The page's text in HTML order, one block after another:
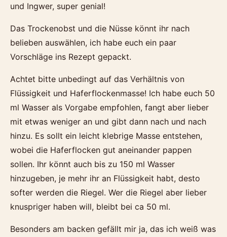
und Ingwer, super genial!
Das Trockenobst und die Nüsse könnt ihr nach
belieben auswählen, ich habe euch ein paar
Vorschläge ins Rezept gepackt.
Achtet bitte unbedingt auf das Verhältnis von
Flüssigkeit und Haferflockenmasse! Ich habe euch 50
ml Wasser als Vorgabe empfohlen, fangt aber lieber
mit etwas weniger an und gibt dann nach und nach
hinzu. Es sollt ein leicht klebrige Masse entstehen,
wobei die Haferflocken gut aneinander pappen
sollen. Ihr könnt auch bis zu 150 ml Wasser
hinzugeben, je mehr ihr an Flüssigkeit habt, desto
softer werden die Riegel. Wer die Riegel aber lieber
knuspriger haben will, bleibt bei ca 50 ml.
Besonders am backen gefällt mir ja, das ich weiß was